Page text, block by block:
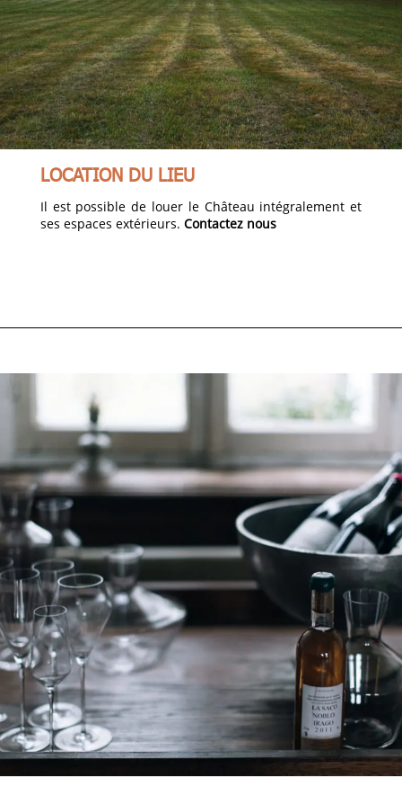
LOCATION DU LIEU
Il est possible de louer le Château intégralement et
ses espaces extérieurs. Contactez nous